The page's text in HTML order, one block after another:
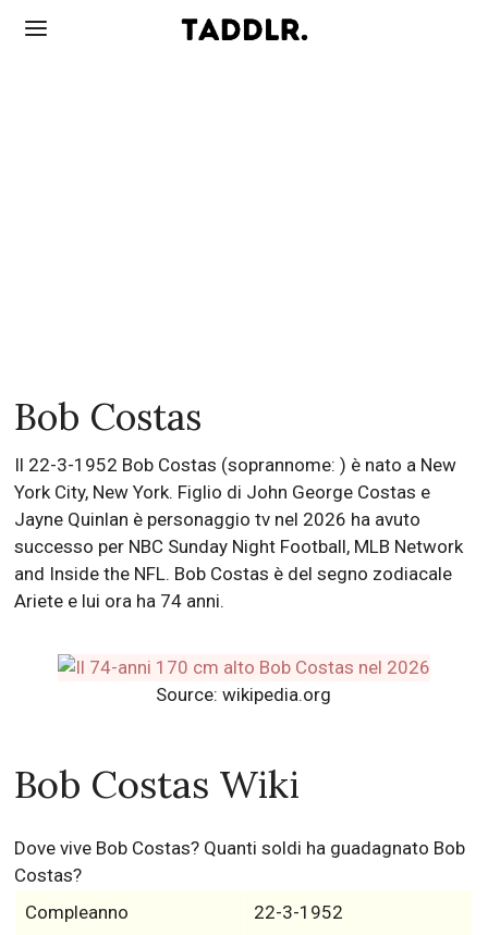
Bob Costas
Il 22-3-1952 Bob Costas (soprannome: ) è nato a New
York City, New York. Figlio di John George Costas e
Jayne Quinlan è personaggio tv nel 2026 ha avuto
successo per NBC Sunday Night Football, MLB Network
and Inside the NFL. Bob Costas è del segno zodiacale
Ariete e lui ora ha 74 anni.
Source: wikipedia.org
Bob Costas Wiki
Dove vive Bob Costas? Quanti soldi ha guadagnato Bob
Costas?
Compleanno
22-3-1952